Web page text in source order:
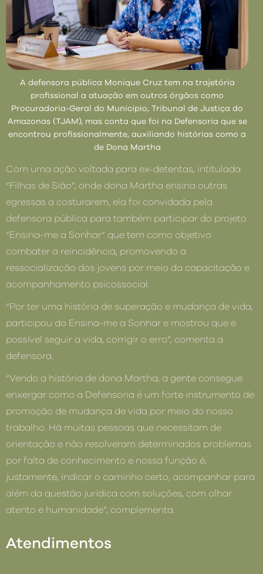
A defensora pública Monique Cruz tem na trajetória
profissional a atuação em outros órgãos como
Procuradoria-Geral do Município, Tribunal de Justiça do
Amazonas (TJAM), mas conta que foi na Defensoria que se
encontrou profissionalmente, auxiliando histórias como a
de Dona Martha
Com uma ação voltada para ex-detentas, intitulada
“Filhas de Sião”, onde dona Martha ensina outras
egressas a costurarem, ela foi convidada pela
defensora pública para também participar do projeto
“Ensina-me a Sonhar” que tem como objetivo
combater a reincidência, promovendo a
ressocialização dos jovens por meio da capacitação e
acompanhamento psicossocial.
“Por ter uma história de superação e mudança de vida,
participou do Ensina-me a Sonhar e mostrou que é
possível seguir a vida, corrigir o erro”, comenta a
defensora.
“Vendo a história de dona Martha, a gente consegue
enxergar como a Defensoria é um forte instrumento de
promoção de mudança de vida por meio do nosso
trabalho. Há muitas pessoas que necessitam de
orientação e não resolveram determinados problemas
por falta de conhecimento e nossa função é,
justamente, indicar o caminho certo, acompanhar para
além da questão jurídica com soluções, com olhar
atento e humanidade”, complementa.
Atendimentos